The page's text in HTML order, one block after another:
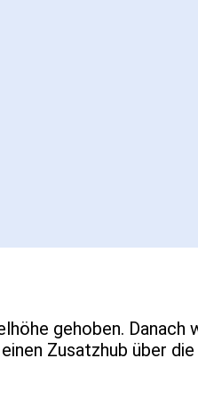
gehoben. Danach
Zusatzhub über